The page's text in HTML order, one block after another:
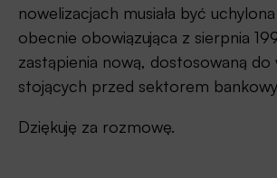
nowelizacjach musiała być
obecnie obowiązująca z sierpnia
zastąpienia nową, dostosowaną do
stojących przed sektorem
Dziękuję za rozmowę.